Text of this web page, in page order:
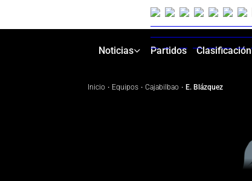
Noticias Partidos Clasificación
Inicio · Equipos · Cajabilbao · E. Blázquez